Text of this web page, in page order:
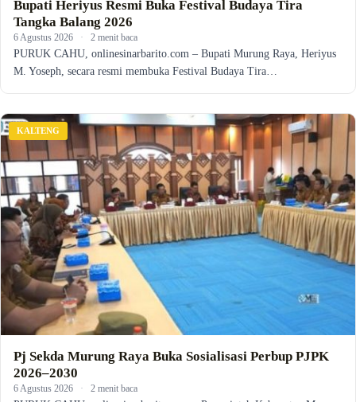
Bupati Heriyus Resmi Buka Festival Budaya Tira
Tangka Balang 2026
6 Agustus 2026 · 2 menit baca
PURUK CAHU, onlinesinarbarito.com – Bupati Murung Raya, Heriyus
M. Yoseph, secara resmi membuka Festival Budaya Tira…
KALTENG
Pj Sekda Murung Raya Buka Sosialisasi Perbup PJPK
2026–2030
6 Agustus 2026 · 2 menit baca